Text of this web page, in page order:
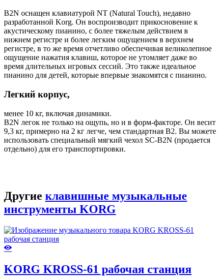
B2N оснащен клавиатурой NT (Natural Touch), недавно
разработанной Korg. Он воспроизводит прикосновение к
акустическому пианино, с более тяжелым действием в
нижнем регистре и более легким ощущением в верхнем
регистре, в то же время отчетливо обеспечивая великолепное
ощущение нажатия клавиш, которое не утомляет даже во
время длительных игровых сессий. Это также идеальное
пианино для детей, которые впервые знакомятся с пианино.
Легкий корпус,
менее 10 кг, включая динамики.
B2N легок не только на ощупь, но и в форм-факторе. Он весит
9,3 кг, примерно на 2 кг легче, чем стандартная B2. Вы можете
использовать специальный мягкий чехол SC-B2N (продается
отдельно) для его транспортировки.
Другие клавишные музыкальные
инструменты KORG
KORG KROSS-61 рабочая станция